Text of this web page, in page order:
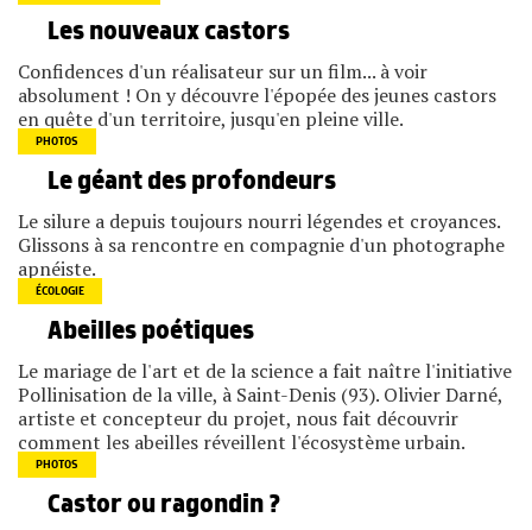
Les nouveaux castors
Confidences d'un réalisateur sur un film... à voir
absolument ! On y découvre l'épopée des jeunes castors
en quête d'un territoire, jusqu'en pleine ville.
PHOTOS
Le géant des profondeurs
Le silure a depuis toujours nourri légendes et croyances.
Glissons à sa rencontre en compagnie d'un photographe
apnéiste.
ÉCOLOGIE
Abeilles poétiques
Le mariage de l'art et de la science a fait naître l'initiative
Pollinisation de la ville, à Saint-Denis (93). Olivier Darné,
artiste et concepteur du projet, nous fait découvrir
comment les abeilles réveillent l'écosystème urbain.
PHOTOS
Castor ou ragondin ?